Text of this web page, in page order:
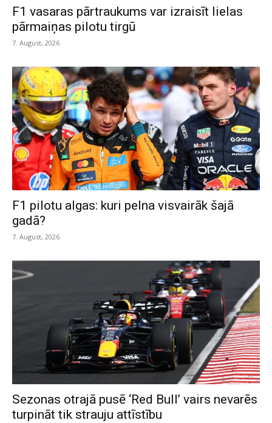
F1 vasaras pārtraukums var izraisīt lielas
pārmaiņas pilotu tirgū
7. August, 2026
F1 pilotu algas: kuri pelna visvairāk šajā
gadā?
7. August, 2026
Sezonas otrajā pusē ‘Red Bull’ vairs nevarēs
turpināt tik strauju attīstību